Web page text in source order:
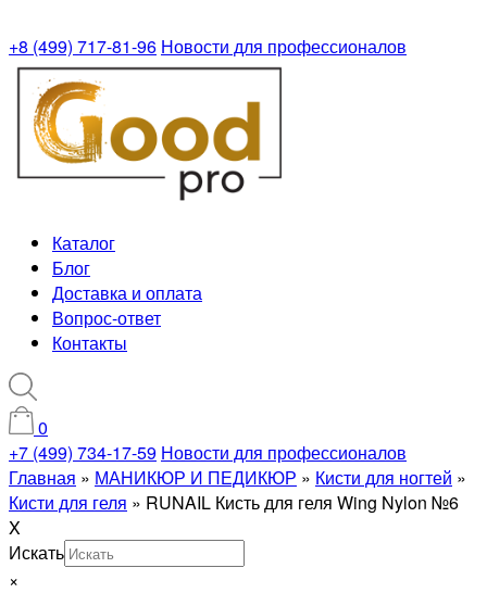
+8 (499) 717-81-96 Новости для профессионалов
Каталог
Блог
Доставка и оплата
Вопрос-ответ
Контакты
0
+7 (499) 734-17-59 Новости для профессионалов
Главная » МАНИКЮР И ПЕДИКЮР » Кисти для ногтей »
Кисти для геля » RUNAIL Кисть для геля Wing Nylon №6
X
Искать
×